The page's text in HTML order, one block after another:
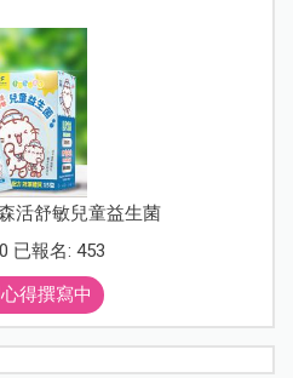
活舒敏兒童益生菌
已報名: 453
得撰寫中